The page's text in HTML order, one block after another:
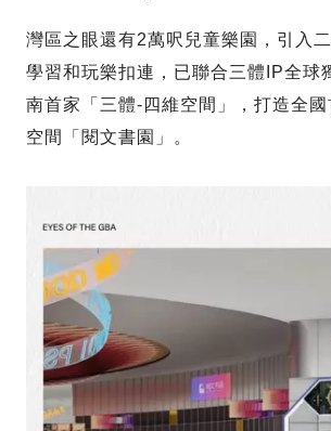
灣區之眼還有2萬呎兒童樂園，引入
學習和玩樂扣連，已聯合三體IP全球
南首家「三體-四維空間」，打造全
空間「閱文書園」。